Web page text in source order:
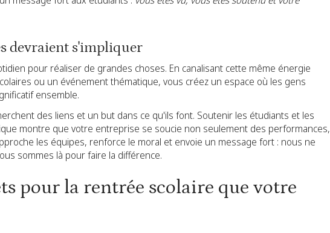
devraient s'impliquer
pour réaliser de grandes choses. En canalisant cette même énergie
ou un événement thématique, vous créez un espace où les gens
ensemble.
des liens et un but dans ce qu'ils font. Soutenir les étudiants et les
montre que votre entreprise se soucie non seulement des performances,
les équipes, renforce le moral et envoie un message fort : nous ne
sommes là pour faire la différence.
pour la rentrée scolaire que votre